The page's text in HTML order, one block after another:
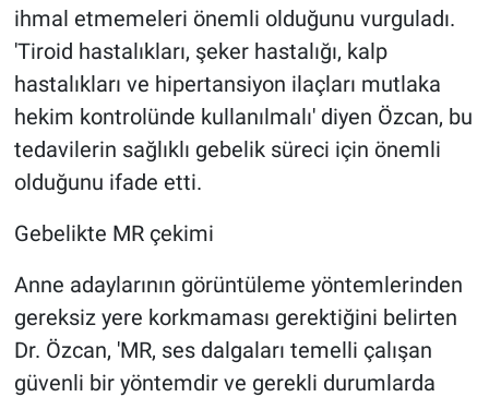
ihmal etmemeleri önemli olduğunu vurguladı.
'Tiroid hastalıkları, şeker hastalığı, kalp
hastalıkları ve hipertansiyon ilaçları mutlaka
hekim kontrolünde kullanılmalı' diyen Özcan, bu
tedavilerin sağlıklı gebelik süreci için önemli
olduğunu ifade etti.
Gebelikte MR çekimi
Anne adaylarının görüntüleme yöntemlerinden
gereksiz yere korkmaması gerektiğini belirten
Dr. Özcan, 'MR, ses dalgaları temelli çalışan
güvenli bir yöntemdir ve gerekli durumlarda